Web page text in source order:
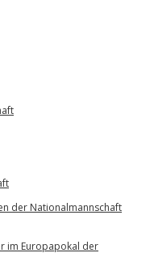
der Nationalmannschaft
im Europapokal der